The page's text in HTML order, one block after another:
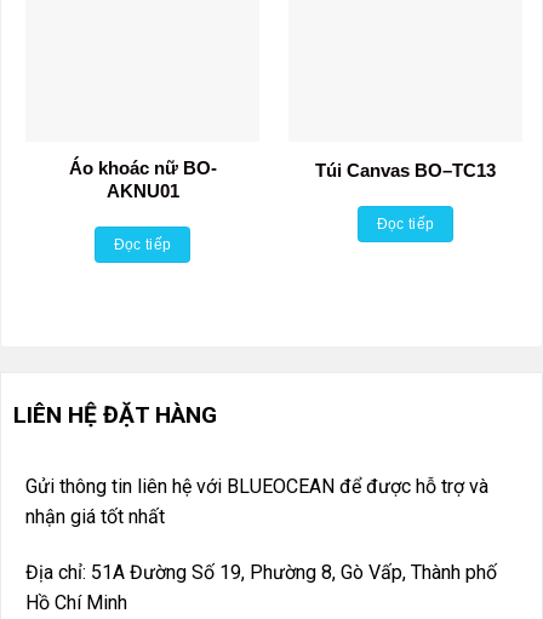
Áo khoác nữ BO-
AKNU01
Đọc tiếp
Túi Canvas BO–TC13
Đọc tiếp
LIÊN HỆ ĐẶT HÀNG
Gửi thông tin liên hệ với BLUEOCEAN để được hỗ trợ và
nhận giá tốt nhất
Địa chỉ: 51A Đường Số 19, Phường 8, Gò Vấp, Thành phố
Hồ Chí Minh